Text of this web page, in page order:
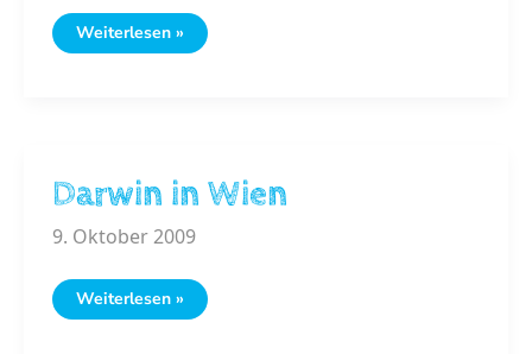
Virenfalle?
Weiterlesen »
Darwin in Wien
9. Oktober 2009
Darwin
in
Weiterlesen »